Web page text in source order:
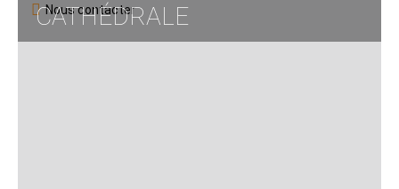
CATHÉDRALE
Nous contacter